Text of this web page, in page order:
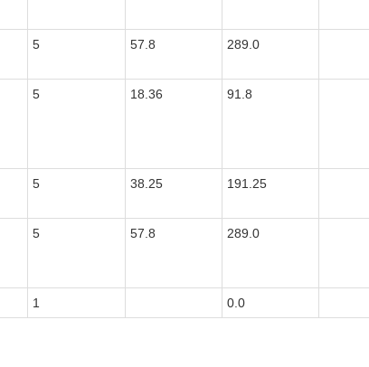
5 57.8 289.0
5 18.36 91.8
5 38.25 191.25
5 57.8 289.0
1 0.0